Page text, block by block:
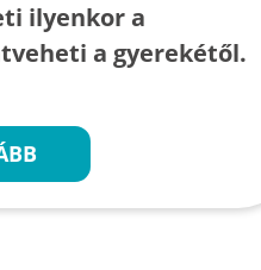
ilyenkor a
a gyerekétől.